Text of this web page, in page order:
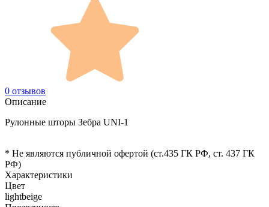
0 отзывов
Описание
Рулонные шторы Зебра UNI-1
* Не являются публичной офертой (ст.435 ГК РФ, cт. 437 ГК
РФ)
Характеристики
Цвет
lightbeige